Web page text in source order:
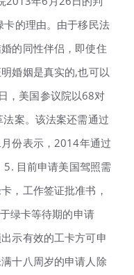
卡的理由。由于移民法
的同性伴侣，即使住
婚姻是真实的,也可以
，美国参议院以68对
案。该法案还需通过
份表示，2014年通过
目前申请美国驾照需
，工作签证批准书，
绿卡等待期的申请
示有效的工卡方可申
十八周岁的申请人除